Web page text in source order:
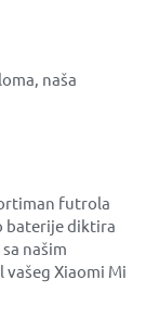
naša
futrola
baterije diktira
našim
Xiaomi Mi